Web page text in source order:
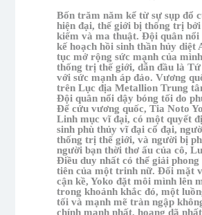
Bốn trăm năm kể từ sự sụp đổ
hiện đại, thế giới bị thống trị bởi
kiếm và ma thuật. Đội quân nổi
kế hoạch hồi sinh thần hủy diệt
tục mở rộng sức mạnh của
thống trị thế giới, dẫn đầu là
với sức mạnh áp đảo. Vương
trên Lục địa Metallion Trung
Đội quân nổi dậy bóng tối do
Để cứu vương quốc, Tia Noto
Linh mục vĩ đại, có một quyết
sinh phù thủy vĩ đại cổ đại,
thống trị thế giới, và người bị
người bạn thời thơ ấu của cô,
Điều duy nhất có thể giải phong
tiên của một trinh nữ. Đối mặt
cận kề, Yoko đặt môi mình lên
trong khoảnh khắc đó, một
tối và mạnh mẽ tràn ngập
chính mạnh nhất, hoang dã